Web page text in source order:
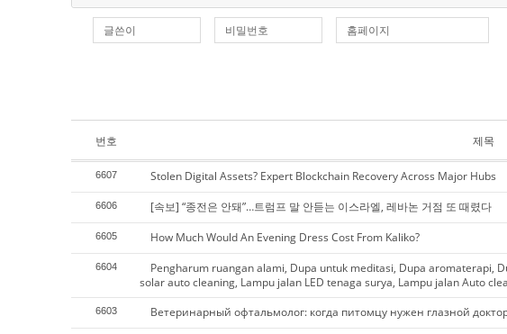
글쓴이 비밀번호 홈페이지
번호 제목
6607 Stolen Digital Assets? Expert Blockchain Recovery Across Major Hubs
6606 [속보] “종전은 안돼”…트럼프 말 안듣는 이스라엘, 레바논 거점 또 때렸다
6605 How Much Would An Evening Dress Cost From Kaliko?
6604
Pengharum ruangan alami, Dupa untuk meditasi, Dupa aromaterapi,
solar auto cleaning, Lampu jalan LED tenaga surya, Lampu jalan Auto
6603 Ветеринарный офтальмолог: когда питомцу нужен глазной